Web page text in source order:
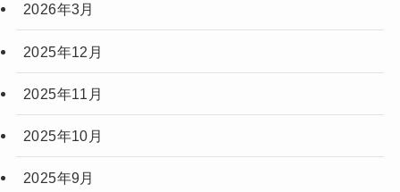
2026年3月
2025年12月
2025年11月
2025年10月
2025年9月